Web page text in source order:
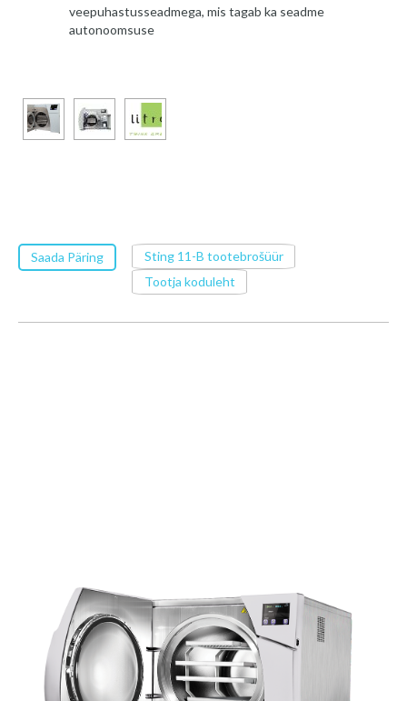
veepuhastusseadmega, mis tagab ka seadme
autonoomsuse
Saada Päring
Sting 11-B tootebrošüür
Tootja koduleht